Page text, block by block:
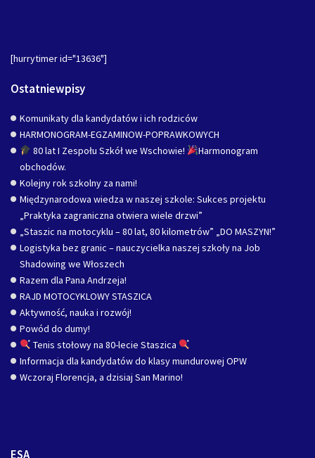
[hurrytimer id="13636"]
Ostatniewpisy
Komunikaty dla kandydatów i ich rodziców
HARMONOGRAM-EGZAMINOW-POPRAWKOWYCH
80 lat I Zespołu Szkół we Wschowie!
Harmonogram
obchodów.
Kolejny rok szkolny za nami!
Międzynarodowa wiedza w naszej szkole: Sukces projektu
„Praktyka zagraniczna otwiera wiele drzwi”
„Staszic na motocyklu – 80 lat, 80 kilometrów” „DO MASZYN!”
Logistyka bez granic – nauczycielka naszej szkoły na Job
Shadowing we Włoszech
Razem dla Pana Andrzeja!
RAJD MOTOCYKLOWY STASZICA
Aktywność, nauka i rozwój!
Powód do dumy!
Tenis stołowy na 80-lecie Staszica
Informacja dla kandydatów do klasy mundurowej OPW
Wczoraj Florencja, a dzisiaj San Marino!
ESA